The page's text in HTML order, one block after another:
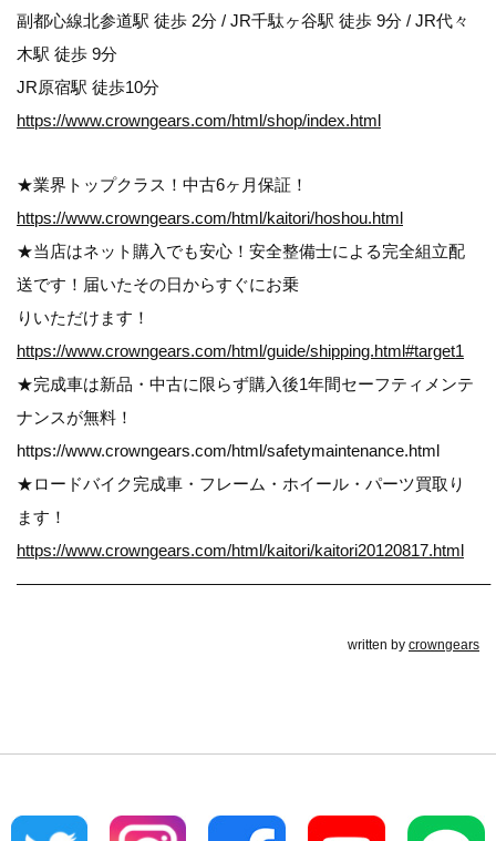
副都心線北参道駅 徒歩 2分 / JR千駄ヶ谷駅 徒歩 9分 / JR代々
木駅 徒歩 9分
JR原宿駅 徒歩10分
https://www.crowngears.com/html/shop/index.html
★業界トップクラス！中古6ヶ月保証！
https://www.crowngears.com/html/kaitori/hoshou.html
★当店はネット購入でも安心！安全整備士による完全組立配
送です！届いたその日からすぐにお乗
りいただけます！
https://www.crowngears.com/html/guide/shipping.html#target1
★完成車は新品・中古に限らず購入後1年間セーフティメンテ
ナンスが無料！
https://www.crowngears.com/html/safetymaintenance.html
★ロードバイク完成車・フレーム・ホイール・パーツ買取り
ます！
https://www.crowngears.com/html/kaitori/kaitori20120817.html
————————————————————————————–
written by crowngears